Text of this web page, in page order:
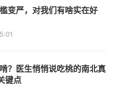
变严，对我们有啥实在好
？医生悄悄说吃桃的南北真
键点